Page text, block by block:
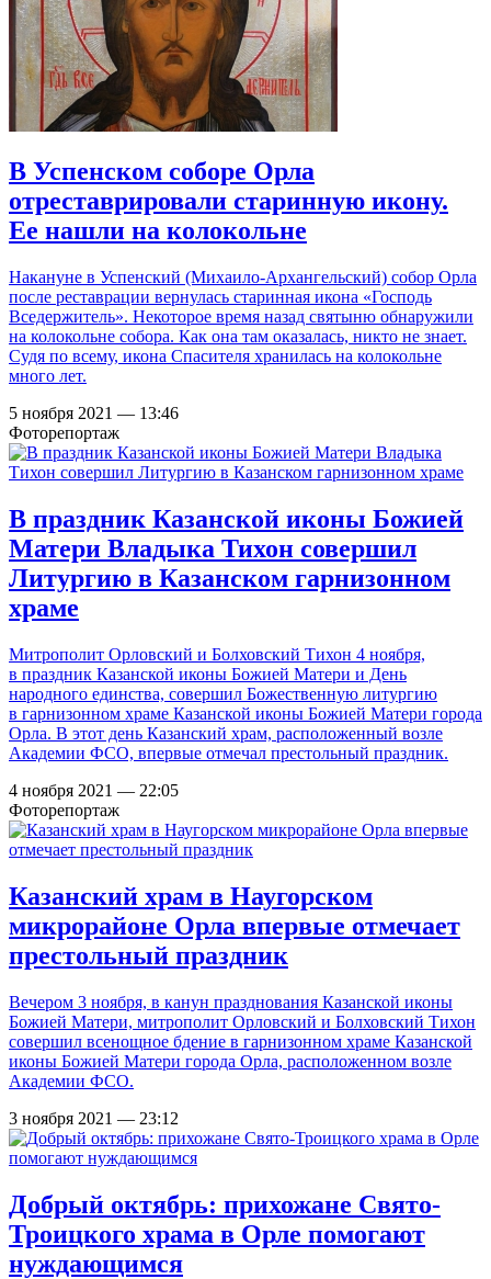
В Успенском соборе Орла
отреставрировали старинную икону.
Ее нашли на колокольне
Накануне в Успенский (Михаило-Архангельский) собор Орла
после реставрации вернулась старинная икона «Господь
Вседержитель». Некоторое время назад святыню обнаружили
на колокольне собора. Как она там оказалась, никто не знает.
Судя по всему, икона Спасителя хранилась на колокольне
много лет.
5 ноября 2021 — 13:46
Фоторепортаж
В праздник Казанской иконы Божией
Матери Владыка Тихон совершил
Литургию в Казанском гарнизонном
храме
Митрополит Орловский и Болховский Тихон 4 ноября,
в праздник Казанской иконы Божией Матери и День
народного единства, совершил Божественную литургию
в гарнизонном храме Казанской иконы Божией Матери города
Орла. В этот день Казанский храм, расположенный возле
Академии ФСО, впервые отмечал престольный праздник.
4 ноября 2021 — 22:05
Фоторепортаж
Казанский храм в Наугорском
микрорайоне Орла впервые отмечает
престольный праздник
Вечером 3 ноября, в канун празднования Казанской иконы
Божией Матери, митрополит Орловский и Болховский Тихон
совершил всенощное бдение в гарнизонном храме Казанской
иконы Божией Матери города Орла, расположенном возле
Академии ФСО.
3 ноября 2021 — 23:12
Добрый октябрь: прихожане Свято-
Троицкого храма в Орле помогают
нуждающимся